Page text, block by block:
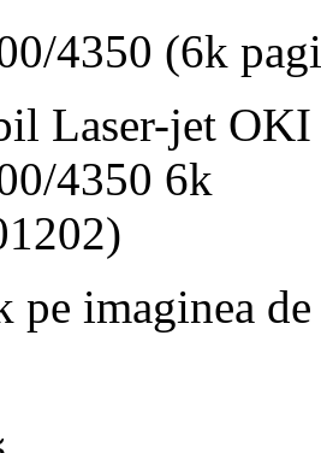
4350 (6k
imaginea de